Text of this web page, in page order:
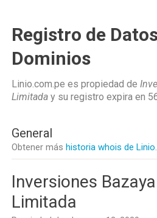
Registro de
Dominios
Linio.com.pe es propiedad de
Limitada y su registro expira en
General
Obtener más historia whois de
Inversiones
Limitada